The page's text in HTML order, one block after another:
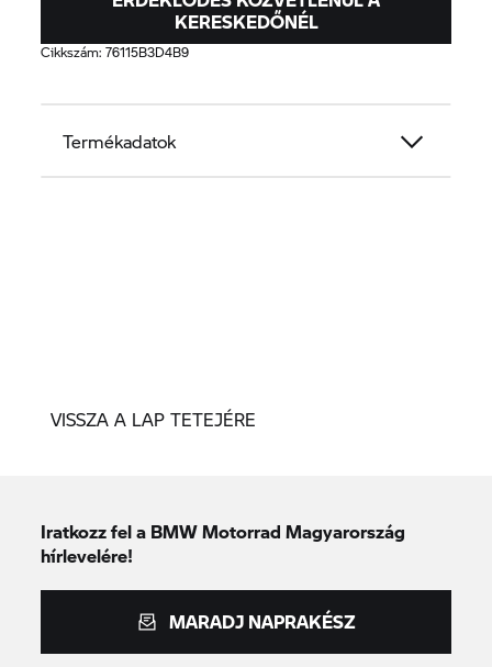
KERESKEDŐNÉL
Cikkszám:76115B3D4B9
Termékadatok
VISSZA A LAP TETEJÉRE
Iratkozz fel a BMW Motorrad Magyarország
hírlevelére!
MARADJ NAPRAKÉSZ